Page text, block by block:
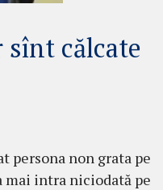
călcate
persona non grata pe
mai intra niciodată pe